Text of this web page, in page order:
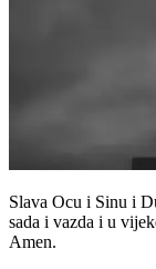
Slava Ocu i Sinu i
sada i vazda i u
Amen.